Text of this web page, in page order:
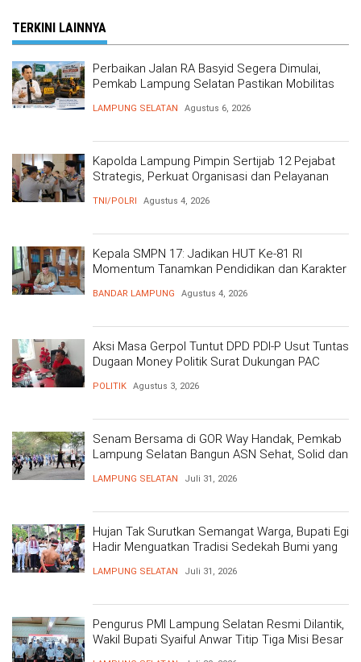
TERKINI LAINNYA
Perbaikan Jalan RA Basyid Segera Dimulai,
Pemkab Lampung Selatan Pastikan Mobilitas
LAMPUNG SELATAN Agustus 6, 2026
Kapolda Lampung Pimpin Sertijab 12 Pejabat
Strategis, Perkuat Organisasi dan Pelayanan
TNI/POLRI Agustus 4, 2026
Kepala SMPN 17: Jadikan HUT Ke-81 RI
Momentum Tanamkan Pendidikan dan Karakter
BANDAR LAMPUNG Agustus 4, 2026
Aksi Masa Gerpol Tuntut DPD PDI-P Usut Tuntas
Dugaan Money Politik Surat Dukungan PAC
POLITIK Agustus 3, 2026
Senam Bersama di GOR Way Handak, Pemkab
Lampung Selatan Bangun ASN Sehat, Solid dan
LAMPUNG SELATAN Juli 31, 2026
Hujan Tak Surutkan Semangat Warga, Bupati Egi
Hadir Menguatkan Tradisi Sedekah Bumi yang
LAMPUNG SELATAN Juli 31, 2026
Pengurus PMI Lampung Selatan Resmi Dilantik,
Wakil Bupati Syaiful Anwar Titip Tiga Misi Besar